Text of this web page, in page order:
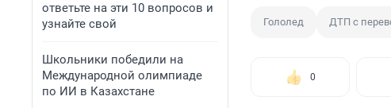
ответьте на эти 10 вопросов и
узнайте свой
Школьники победили на
Международной олимпиаде
по ИИ в Казахстане
Гололед ДТП с
0